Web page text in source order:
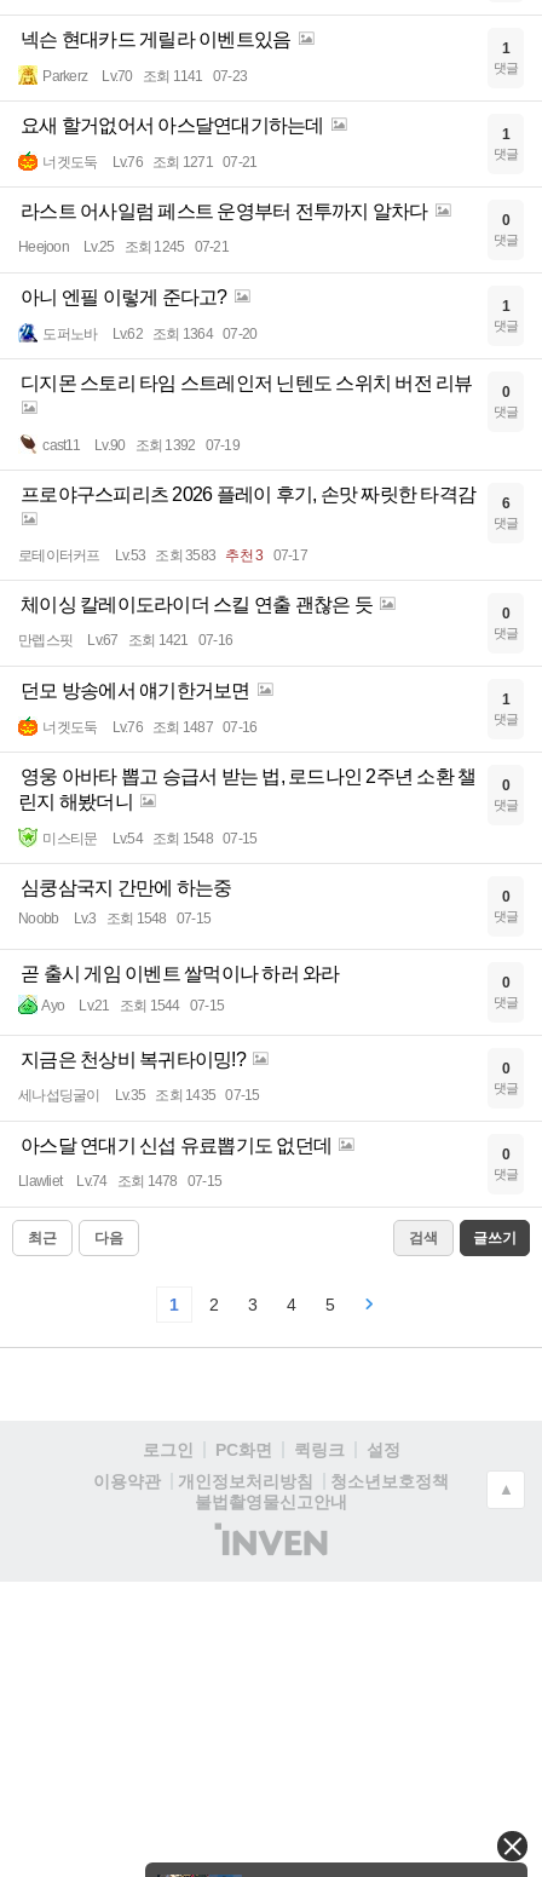
넥슨 현대카드 게릴라 이벤트있음
Parkerz Lv.70 조회 1141 07-23
1
댓글
요새 할거없어서 아스달연대기하는데
너겟도둑 Lv.76 조회 1271 07-21
1
댓글
라스트 어사일럼 페스트 운영부터 전투까지 알차다
Heejoon Lv.25 조회 1245 07-21
0
댓글
아니 엔필 이렇게 준다고?
도퍼노바 Lv.62 조회 1364 07-20
1
댓글
디지몬 스토리 타임 스트레인저 닌텐도 스위치 버전 리뷰
cast11 Lv.90 조회 1392 07-19
0
댓글
프로야구스피리츠 2026 플레이 후기, 손맛 짜릿한 타격감
로테이터커프 Lv.53 조회 3583 추천 3 07-17
6
댓글
체이싱 칼레이도라이더 스킬 연출 괜찮은 듯
만렙스핏 Lv.67 조회 1421 07-16
0
댓글
던모 방송에서 얘기한거보면
너겟도둑 Lv.76 조회 1487 07-16
1
댓글
영웅 아바타 뽑고 승급서 받는 법, 로드나인 2주년 소환 챌
린지 해봤더니
미스티문 Lv.54 조회 1548 07-15
0
댓글
심쿵삼국지 간만에 하는중
Noobb Lv.3 조회 1548 07-15
0
댓글
곧 출시 게임 이벤트 쌀먹이나 하러 와라
Ayo Lv.21 조회 1544 07-15
0
댓글
지금은 천상비 복귀타이밍!?
세나섭딩굴이 Lv.35 조회 1435 07-15
0
댓글
아스달 연대기 신섭 유료뽑기도 없던데
Llawliet Lv.74 조회 1478 07-15
0
댓글
최근 다음 검색 글쓰기
1 2 3 4 5
로그인 PC화면 퀵링크
설정
이용약관
개인정보처리방침
청소년보호정책
불법촬영물신고안내
(주)
인
▲